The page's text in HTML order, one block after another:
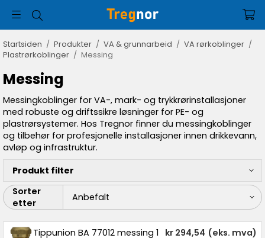
Startsiden / Produkter / VA & grunnarbeid / VA rørkoblinger /
Plastrørkoblinger / Messing
Messing
Messingkoblinger for VA-, mark- og trykkrørinstallasjoner
med robuste og driftssikre løsninger for PE- og
plastrørsystemer. Hos Tregnor finner du messingkoblinger
og tilbehør for profesjonelle installasjoner innen drikkevann,
avløp og infrastruktur.
Produkt filter
Sorter
etter
Tippunion BA 77012 messing 1
kr 294,54 (eks. mva)